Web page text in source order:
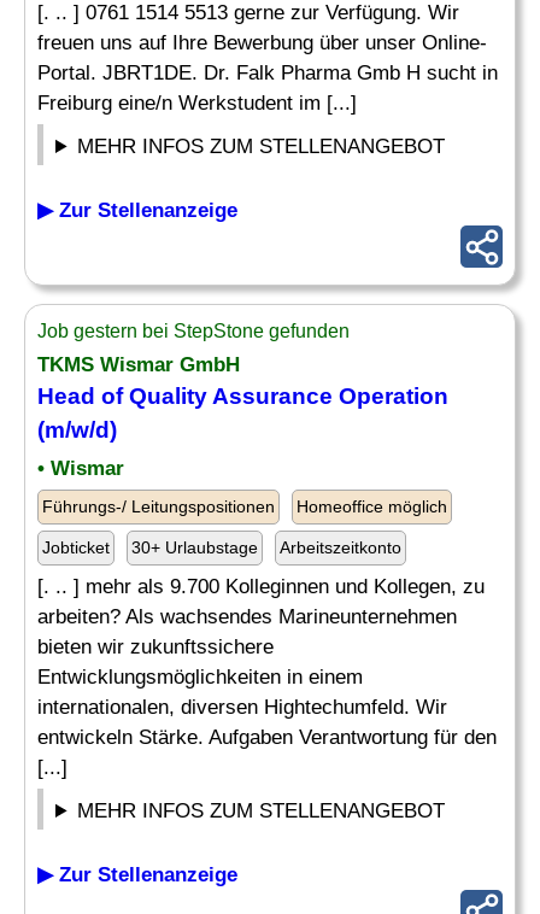
[. .. ] 0761 1514 5513 gerne zur Verfügung. Wir
freuen uns auf Ihre Bewerbung über unser Online-
Portal. JBRT1DE. Dr. Falk Pharma Gmb H sucht in
Freiburg eine/n Werkstudent im [...]
MEHR INFOS ZUM STELLENANGEBOT
▶ Zur Stellenanzeige
Job gestern bei StepStone gefunden
TKMS Wismar GmbH
Head of Quality Assurance Operation
(m/w/d)
• Wismar
Führungs-/ Leitungspositionen Homeoffice möglich
Jobticket 30+ Urlaubstage Arbeitszeitkonto
[. .. ] mehr als 9.700 Kolleginnen und Kollegen, zu
arbeiten? Als wachsendes Marineunternehmen
bieten wir zukunftssichere
Entwicklungsmöglichkeiten in einem
internationalen, diversen Hightechumfeld. Wir
entwickeln Stärke. Aufgaben Verantwortung für den
[...]
MEHR INFOS ZUM STELLENANGEBOT
▶ Zur Stellenanzeige